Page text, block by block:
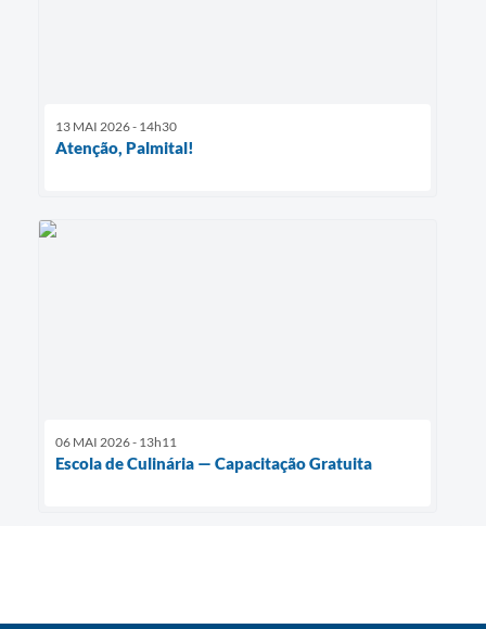
13 MAI 2026 - 14h30
Atenção, Palmital!
06 MAI 2026 - 13h11
Escola de Culinária — Capacitação Gratuita